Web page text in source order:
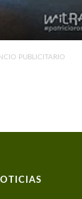
PUBLICITARIO